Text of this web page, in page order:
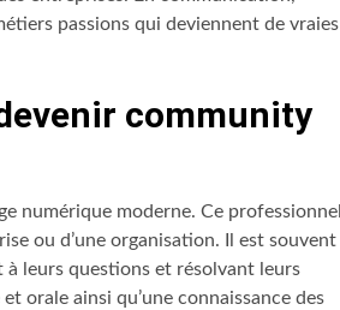
passions qui deviennent de vraies
community
numérique moderne. Ce professionnel
ou d’une organisation. Il est souvent
à leurs questions et résolvant leurs
orale ainsi qu’une connaissance des